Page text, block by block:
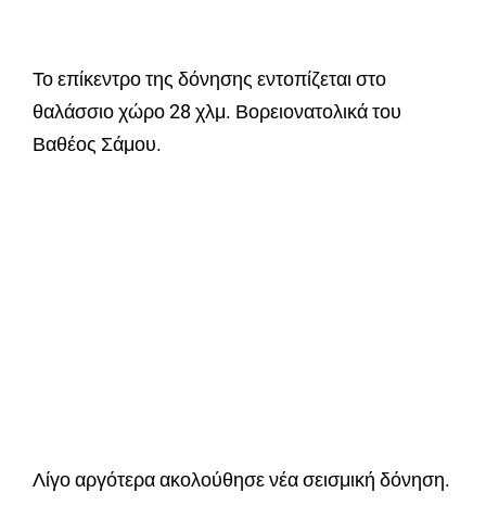
Το επίκεντρο της δόνησης εντοπίζεται στο
θαλάσσιο χώρο 28 χλμ. Βορειονατολικά του
Βαθέος Σάμου.
Λίγο αργότερα ακολούθησε νέα σεισμική δόνηση.